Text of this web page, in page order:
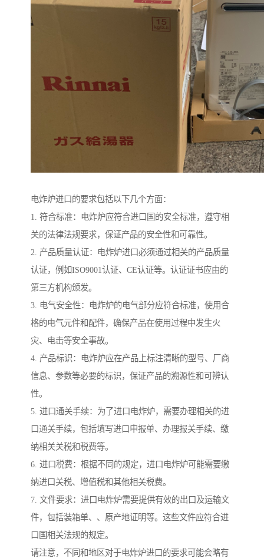
电炸炉进口的要求包括以下几个方面：
1. 符合标准：电炸炉应符合进口国的安全标准，遵守相
关的法律法规要求，保证产品的安全性和可靠性。
2. 产品质量认证：电炸炉进口必须通过相关的产品质量
认证，例如ISO9001认证、CE认证等。认证证书应由的
第三方机构颁发。
3. 电气安全性：电炸炉的电气部分应符合标准，使用合
格的电气元件和配件，确保产品在使用过程中发生火
灾、电击等安全事故。
4. 产品标识：电炸炉应在产品上标注清晰的型号、厂商
信息、参数等必要的标识，保证产品的溯源性和可辨认
性。
5. 进口通关手续：为了进口电炸炉，需要办理相关的进
口通关手续，包括填写进口申报单、办理报关手续、缴
纳相关关税和税费等。
6. 进口税费：根据不同的规定，进口电炸炉可能需要缴
纳进口关税、增值税和其他相关税费。
7. 文件要求：进口电炸炉需要提供有效的出口及运输文
件，包括装箱单、、原产地证明等。这些文件应符合进
口国相关法规的规定。
请注意，不同和地区对于电炸炉进口的要求可能会略有